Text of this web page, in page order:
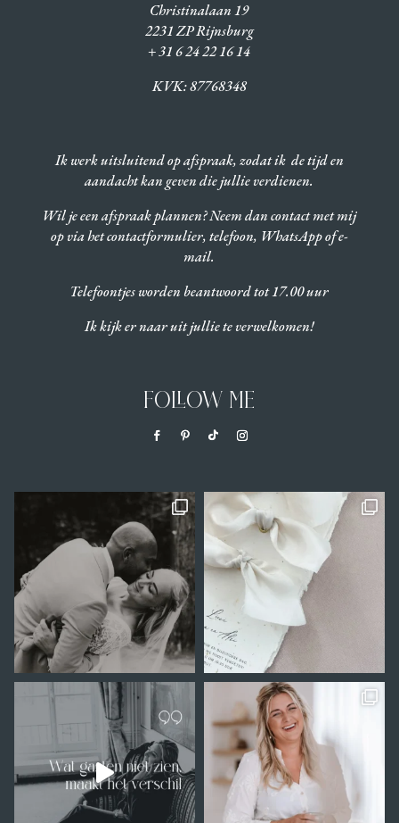
Christinalaan 19
2231 ZP Rijnsburg
+ 31 6 24 22 16 14
KVK:87768348
Ik werk uitsluitend op afspraak, zodat ik de tijd en
aandacht kan geven die jullie verdienen.
Wil je een afspraak plannen? Neem dan contact met mij
op via het contactformulier, telefoon, WhatsApp of e-
mail.
Telefoontjes worden beantwoord tot 17.00 uur
Ik kijk er naar uit jullie te verwelkomen!
FOLLOW ME